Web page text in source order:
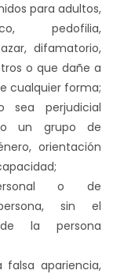
para adultos,
pedofilia,
difamatorio,
o que dañe a
cualquier forma;
sea perjudicial
un grupo de
orientación
o de
sin el
de la persona
falsa apariencia,